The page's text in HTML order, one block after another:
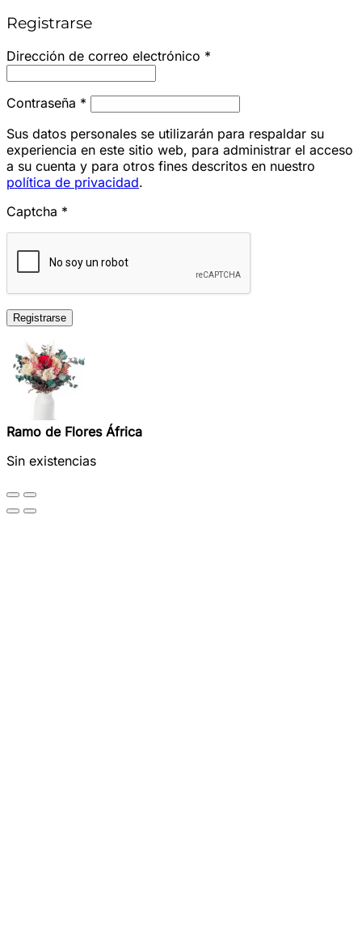
Registrarse
Dirección de correo electrónico *
Contraseña * Obligatorio
Sus datos personales se utilizarán para respaldar su
experiencia en este sitio web, para administrar el acceso
a su cuenta y para otros fines descritos en nuestro
política de privacidad.
Captcha *
Registrarse
Ramo de Flores África
Sin existencias